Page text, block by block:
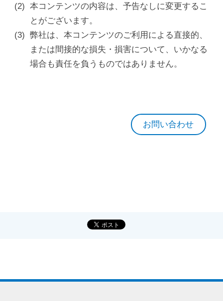
本コンテンツの内容は、予告なしに変更するこ
とがございます。
弊社は、本コンテンツのご利用による直接的、
または間接的な損失・損害について、いかなる
場合も責任を負うものではありません。
お問い合わせ